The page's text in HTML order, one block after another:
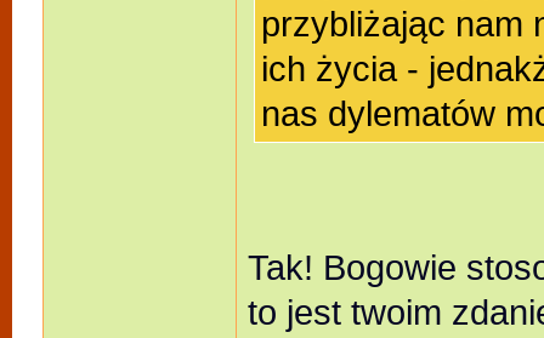
przybliżając nam
ich życia -
nas dylematów
Tak! Bogowie
to jest twoim